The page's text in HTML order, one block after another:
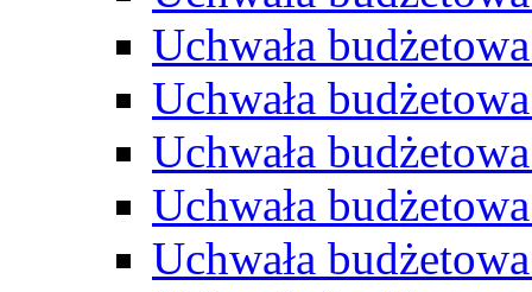
Uchwała
Uchwała
Uchwała
Uchwała
Uchwała